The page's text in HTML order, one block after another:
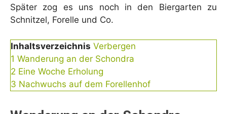
Später zog es uns noch in den Biergarten zu
Schnitzel, Forelle und Co.
Inhaltsverzeichnis Verbergen
1 Wanderung an der Schondra
2 Eine Woche Erholung
3 Nachwuchs auf dem Forellenhof